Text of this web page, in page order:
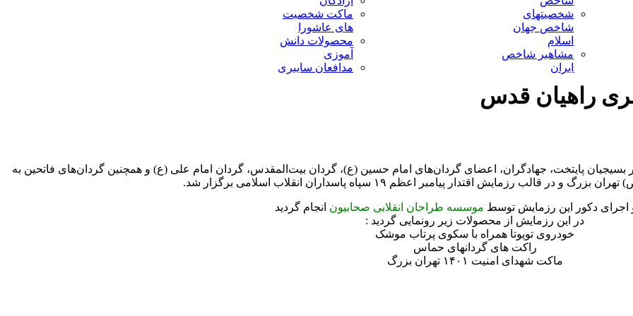
شخصیتهای
شاخص جهان
اسلام
مشاهیر شاخص
ایران
ماکت شخصیت
های عاشورا
محصولات دانش
آموزی
مدافعان سایبری
راهیان قدس با حضور بسیجیان پایتخت، جهادگران، اعضای گردان‌های امام حسین (ع)، گردان بیت‌المقدس، گردان امام علی (ع) و همچنین گردان‌های فاتحین به
رزمایش اقتدار پیامبر اعظم ۱۹ سپاه پاسداران انقلاب اسلامی برگزار شد.
دکور این رزمایش توسط موسسه طراحان انقلابی صحابیون انجام گردید
در این رزمایش از محصولات زیر رونمایی گردید :
خودروی تویوتا همراه با سکوی پرتاب موشک
راکت های گردانهای حماس
ماکت شهدای امنیت ۱۴۰۱ تهران بزرگ